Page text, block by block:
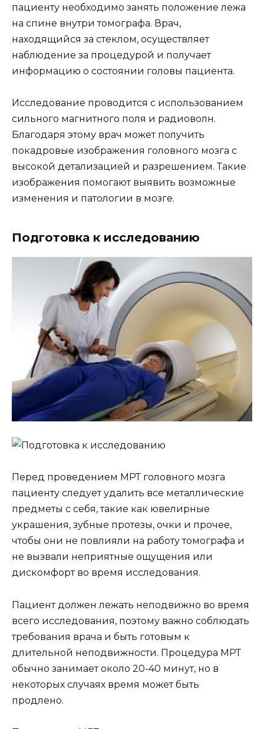
пациенту необходимо занять положение лежа
на спине внутри томографа. Врач,
находящийся за стеклом, осуществляет
наблюдение за процедурой и получает
информацию о состоянии головы пациента.
Исследование проводится с использованием
сильного магнитного поля и радиоволн.
Благодаря этому врач может получить
покадровые изображения головного мозга с
высокой детализацией и разрешением. Такие
изображения помогают выявить возможные
изменения и патологии в мозге.
Подготовка к исследованию
Перед проведением МРТ головного мозга
пациенту следует удалить все металлические
предметы с себя, такие как ювелирные
украшения, зубные протезы, очки и прочее,
чтобы они не повлияли на работу томографа и
не вызвали неприятные ощущения или
дискомфорт во время исследования.
Пациент должен лежать неподвижно во время
всего исследования, поэтому важно соблюдать
требования врача и быть готовым к
длительной неподвижности. Процедура МРТ
обычно занимает около 20-40 минут, но в
некоторых случаях время может быть
продлено.